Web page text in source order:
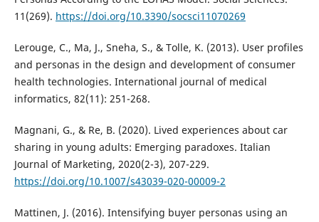
11(269). https://doi.org/10.3390/socsci11070269
Lerouge, C., Ma, J., Sneha, S., & Tolle, K. (2013). User profiles
and personas in the design and development of consumer
health technologies. International journal of medical
informatics, 82(11): 251-268.
Magnani, G., & Re, B. (2020). Lived experiences about car
sharing in young adults: Emerging paradoxes. Italian
Journal of Marketing, 2020(2-3), 207-229.
https://doi.org/10.1007/s43039-020-00009-2
Mattinen, J. (2016). Intensifying buyer personas using an